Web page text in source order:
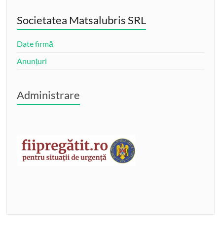
Societatea Matsalubris SRL
Date firmă
Anunțuri
Administrare